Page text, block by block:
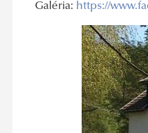
Galéria: https://